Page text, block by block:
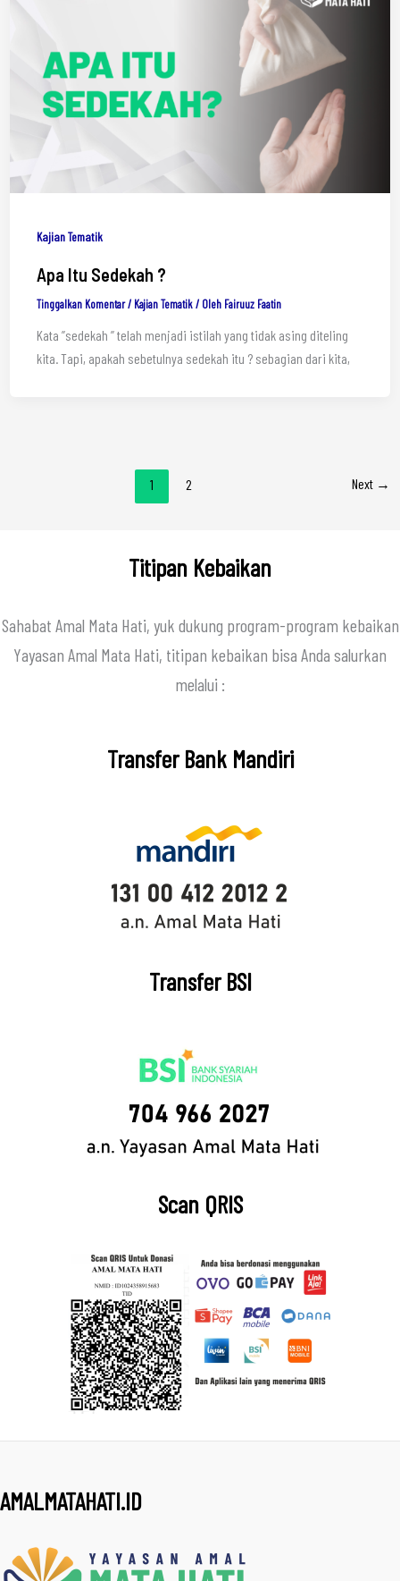
Kajian Tematik
Apa Itu Sedekah ?
Tinggalkan Komentar / Kajian Tematik/ Oleh Fairuuz Faatin
Kata ”sedekah ” telah menjadi istilah yang tidak asing diteling
kita. Tapi, apakah sebetulnya sedekah itu ? sebagian dari kita,
1 2 Next →
Titipan Kebaikan
Sahabat Amal Mata Hati, yuk dukung program-program kebaikan
Yayasan Amal Mata Hati, titipan kebaikan bisa Anda salurkan
melalui :
Transfer Bank Mandiri
Transfer BSI
Scan QRIS
AMALMATAHATI.ID